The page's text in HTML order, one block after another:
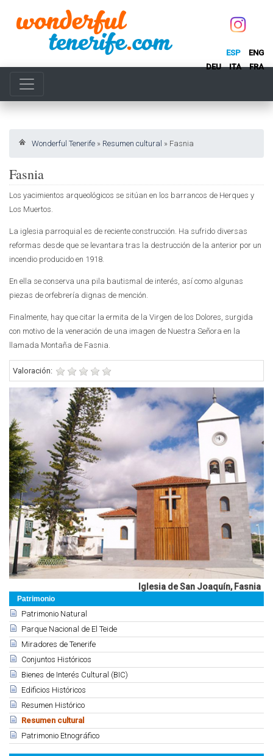
ESP
ENG
DEU
ITA FRA
Wonderful Tenerife » Resumen cultural » Fasnia
Patrimonio
Patrimonio Natural
Parque Nacional de El Teide
Miradores de Tenerife
Conjuntos Históricos
Bienes de Interés Cultural (BIC)
Edificios Históricos
Resumen Histórico
Resumen cultural
Patrimonio Etnográfico
Fasnia
Los yacimientos arqueológicos se sitúan en los barrancos de Herques y
Los Muertos.
La iglesia parroquial es de reciente construcción. Ha sufrido diversas
reformas desde que se levantara tras la destrucción de la anterior por un
incendio producido en 1918.
En ella se conserva una pila bautismal de interés, así como algunas
piezas de orfebrería dignas de mención.
Finalmente, hay que citar la ermita de la Virgen de los Dolores, surgida
con motivo de la veneración de una imagen de Nuestra Señora en la
llamada Montaña de Fasnia.
Valoración:
Iglesia de San Joaquín, Fasnia